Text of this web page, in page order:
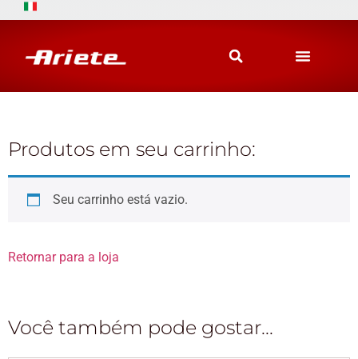
Produtos em seu carrinho:
Seu carrinho está vazio.
Retornar para a loja
Você também pode gostar...